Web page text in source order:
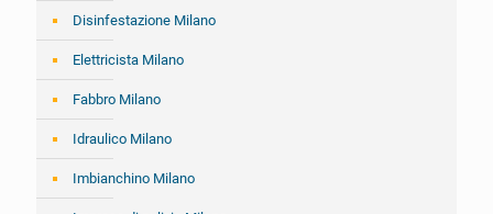
Disinfestazione Milano
Elettricista Milano
Fabbro Milano
Idraulico Milano
Imbianchino Milano